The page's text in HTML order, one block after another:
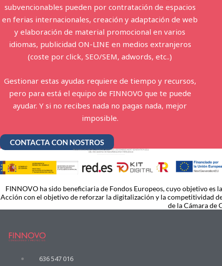
subvencionables pueden por contratación de espacios
en ferias internacionales, creación y adaptación de web
y elaboración de material promocional en varios
idiomas, publicidad ON-LINE en medios extranjeros
(coste por click, SEO/SEM, adwords, etc..)
Gestionar estas ayudas requiere de tiempo y recursos,
pero para está el equipo de FINNOVO que te puede
ayudar. Y si no recibes nada no pagas nada, mejor
imposible.
CONTACTA CON NOSTROS
FINNOVO ha sido beneficiaria de Fondos Europeos, cuyo objetivo es
Acción con el objetivo de reforzar la digitalización y la competitividad
de la Cámara de
636 547 016